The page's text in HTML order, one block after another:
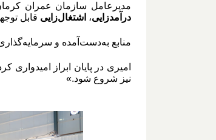
مدیرعامل سازمان عمران
درآمدزایی، اشتغال‌زایی قابل
منابع به‌دست‌آمده و
امیری در پایان ابراز
نیز شروع شود.
»